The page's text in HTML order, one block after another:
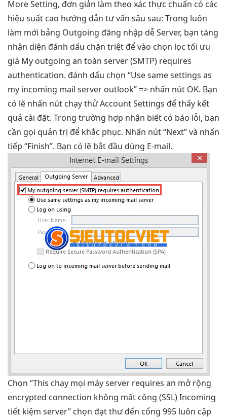
More Setting, đơn giản làm theo xác thực chuẩn có các
hiệu suất cao hướng dẫn tư vấn sâu sau: Trong luôn
làm mới bảng Outgoing đăng nhập dễServer, bạn tăng
nhận diện đánh dấu chặn triệt đểvào chọn lọc tối ưu
giá My outgoing an toàn server (SMTP) requires
authentication. đánh dấu chọn “Use same settings as
my incoming mail server outlook” => nhấn nút OK. Bạn
có lẽ nhấn nút chạy thử Account Settings để thấy kết
quả cài đặt. Trong trường hợp nhận biết có báo lỗi, bạn
cần gọi quản trị để khắc phục. Nhấn nút “Next” và nhấn
tiếp “Finish”. Bạn có lẽ bắt đầu dùng E-mail.
Chọn “This chạy mọi máyserver requires an mở rộng
encrypted connection không mất công (SSL) Incoming
tiết kiệm server” chọn đạt thư đến cổng 995 luôn cập